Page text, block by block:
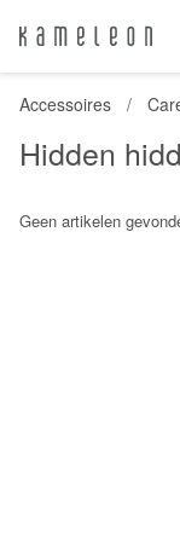
Accessoires
Hidden
Geen artikelen